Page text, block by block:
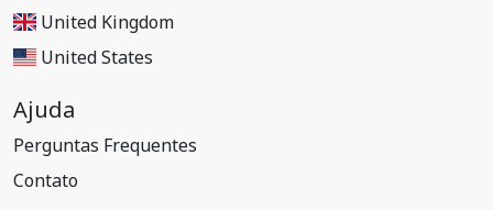
United Kingdom
United States
Ajuda
Perguntas Frequentes
Contato